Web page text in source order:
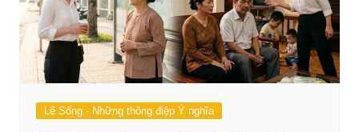
Lẽ Sống - Những thông điệp Ý nghĩa